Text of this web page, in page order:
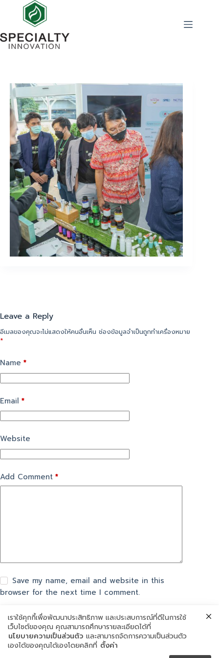
Leave a Reply
อีเมลของคุณจะไม่แสดงให้คนอื่นเห็น ช่องข้อมูลจำเป็นถูกทำเครื่องหมาย
*
Name *
Email *
Website
Add Comment *
Save my name, email and website in this
browser for the next time I comment.
แสดงความเห็น
เราใช้คุกกี้เพื่อพัฒนาประสิทธิภาพ และประสบการณ์ที่ดีในการใช้
เว็บไซต์ของคุณ คุณสามารถศึกษารายละเอียดได้ที่
นโยบายความเป็นส่วนตัว และสามารถจัดการความเป็นส่วนตัว
เองได้ของคุณได้เองโดยคลิกที่ ตั้งค่า